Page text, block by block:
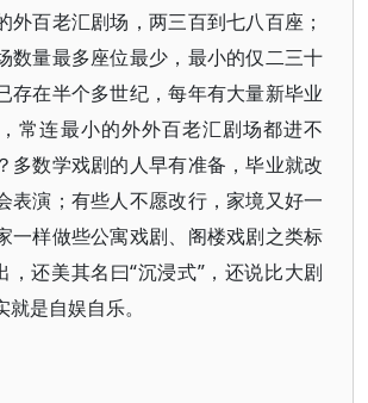
外百老汇剧场，两三百到七八百座；
数量最多座位最少，最小的仅二三十
存在半个多世纪，每年有大量新毕业
常连最小的外外百老汇剧场都进不
多数学戏剧的人早有准备，毕业就改
表演；有些人不愿改行，家境又好一
一样做些公寓戏剧、阁楼戏剧之类标
，还美其名曰“沉浸式”，还说比大剧
是自娱自乐。